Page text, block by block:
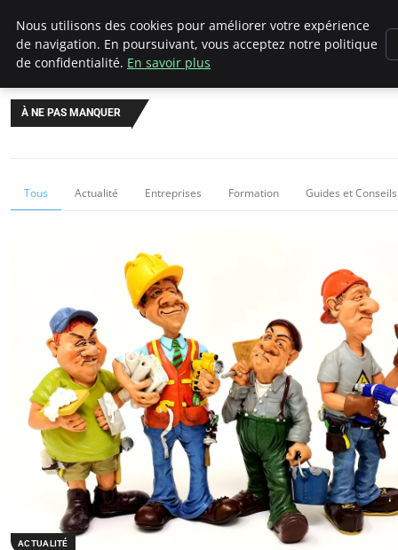
Chasseur De Tête
À NE PAS MANQUER
Tous Actualité Entreprises Formation Guides et Conseils
ACTUALITÉ
Nous utilisons des cookies pour améliorer votre expérience
de navigation. En poursuivant, vous acceptez notre politique
de confidentialité. En savoir plus